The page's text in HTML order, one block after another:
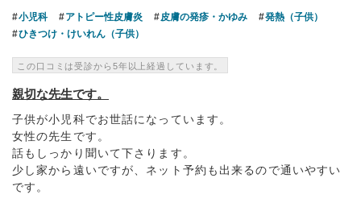
小児科 アトピー性皮膚炎 皮膚の発疹・かゆみ
発熱（子供）
ひきつけ・けいれん（子供）
この口コミは受診から5年以上経過しています。
親切な先生です。
子供が小児科でお世話になっています。
女性の先生です。
話もしっかり聞いて下さります。
少し家から遠いですが、ネット予約も出来るので通いやすい
です。